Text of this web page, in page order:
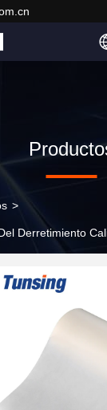
>
Derretimiento
de la